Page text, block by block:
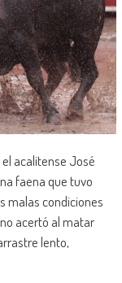
acalitense José
faena que tuvo
malas condiciones
acertó al matar
lento,